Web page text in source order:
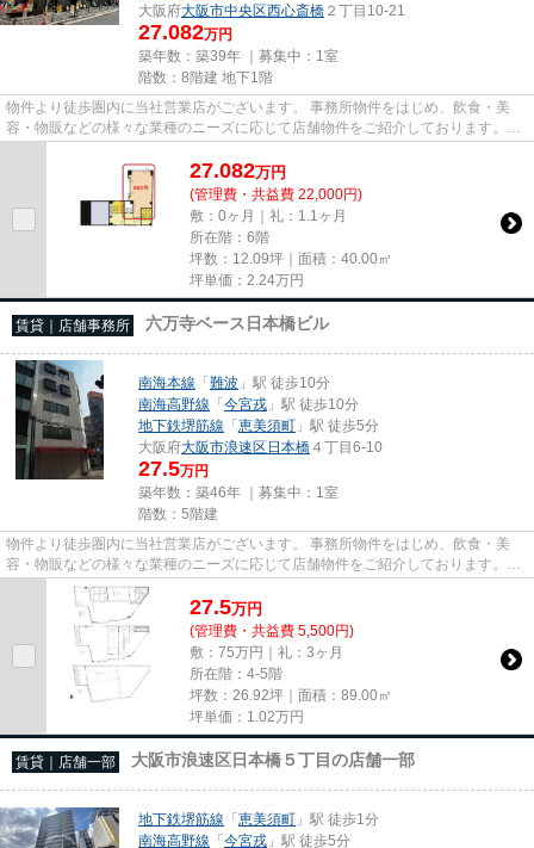
大阪府大阪市中央区西心斎橋 ２丁目10-21
27.082万円
築年数：築39年 ｜募集中： 1室
階数：8階建 地下1階
物件より徒歩圏内に当社営業店がございます。 事務所物件をはじめ、飲食・美
容・物販などの様々な業種のニーズに応じて店舗物件をご紹介しております。
尚、弊社ではおとり広告は一切...
27.082万円
(管理費・共益費 22,000円)
敷：0ヶ月｜礼：1.1ヶ月
所在階：6階
坪数：12.09坪｜面積：40.00㎡
坪単価： 2.24万円
賃貸｜店舗事務所 六万寺ベース日本橋ビル
南海本線 「難波 」駅 徒歩10分
南海高野線 「今宮戎 」駅 徒歩10分
地下鉄堺筋線 「恵美須町 」駅 徒歩5分
大阪府大阪市浪速区日本橋 ４丁目6-10
27.5万円
築年数：築46年 ｜募集中： 1室
階数：5階建
物件より徒歩圏内に当社営業店がございます。 事務所物件をはじめ、飲食・美
容・物販などの様々な業種のニーズに応じて店舗物件をご紹介しております。
尚、弊社ではおとり広告は一切...
27.5万円
(管理費・共益費 5,500円)
敷：75万円｜礼：3ヶ月
所在階：4-5階
坪数：26.92坪｜面積：89.00㎡
坪単価： 1.02万円
賃貸｜店舗一部 大阪市浪速区日本橋５丁目の店舗一部
地下鉄堺筋線 「恵美須町 」駅 徒歩1分
南海高野線 「今宮戎 」駅 徒歩5分